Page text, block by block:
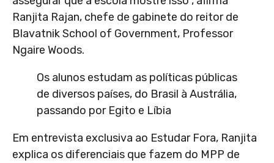
Ranjita Rajan, chefe de gabinete do reitorde
Blavatnik School of Government, Professor
Ngaire Woods.
Os alunos estudam as políticas públicas
de diversos países, do Brasil à Austrália,
passando por Egito e Líbia
Em entrevista exclusiva ao Estudar Fora, Ranjita
explica os diferenciais que fazem do MPP de